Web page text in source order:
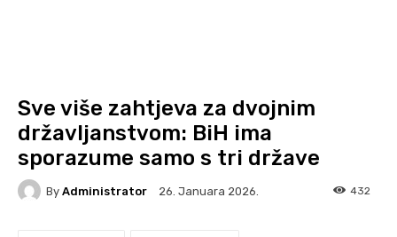
Sve više zahtjeva za dvojnim
državljanstvom: BiH ima
sporazume samo s tri države
By Administrator 26. Januara 2026. 432